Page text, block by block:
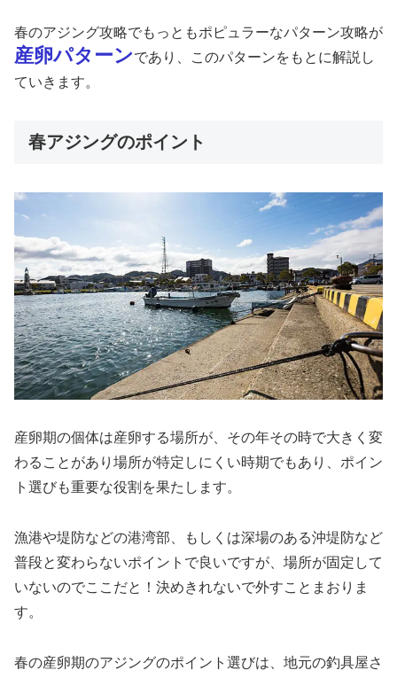
春のアジング攻略でもっともポピュラーなパターン攻略が
産卵パターンであり、このパターンをもとに解説し
ていきます。
春アジングのポイント
産卵期の個体は産卵する場所が、その年その時で大きく変
わることがあり場所が特定しにくい時期でもあり、ポイン
ト選びも重要な役割を果たします。
漁港や堤防などの港湾部、もしくは深場のある沖堤防など
普段と変わらないポイントで良いですが、場所が固定して
いないのでここだと！決めきれないで外すことまおりま
す。
春の産卵期のアジングのポイント選びは、地元の釣具屋さ